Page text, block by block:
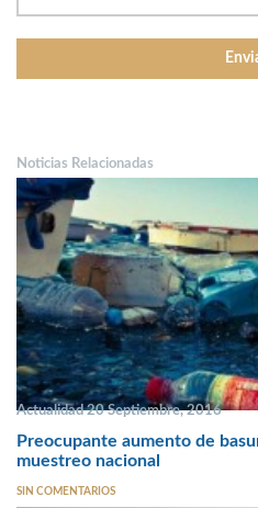
Noticias Relacionadas
Actualidad 20 Septiembre, 2016
Preocupante aumento de
muestreo nacional
SIN COMENTARIOS